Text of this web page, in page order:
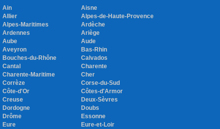
Ain
Aisne
Allier
Alpes-de-Haute-Provence
Alpes-Maritimes
Ardèche
Ardennes
Ariège
Aube
Aude
Aveyron
Bas-Rhin
Bouches-du-Rhône
Calvados
Cantal
Charente
Charente-Maritime
Cher
Corrèze
Corse-du-Sud
Côte-d'Or
Côtes-d'Armor
Creuse
Deux-Sèvres
Dordogne
Doubs
Drôme
Essonne
Eure
Eure-et-Loir